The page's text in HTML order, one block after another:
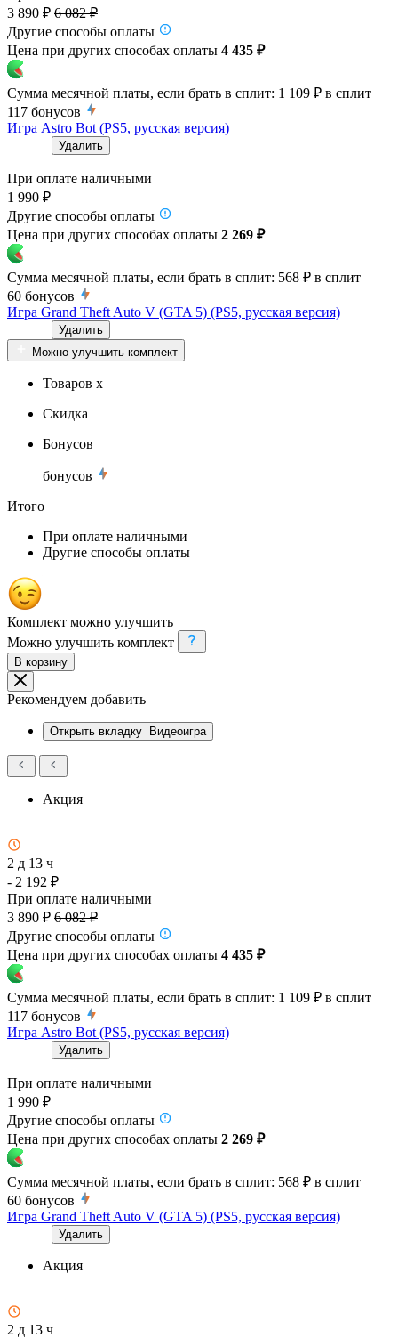
3 890 ₽ 6 082 ₽
Другие способы оплаты
Цена при других способах оплаты 4 435 ₽
Сумма месячной платы, если брать в сплит: 1 109 ₽ в сплит
117 бонусов
Игра Astro Bot (PS5, русская версия)
Удалить
При оплате наличными
1 990 ₽
Другие способы оплаты
Цена при других способах оплаты 2 269 ₽
Сумма месячной платы, если брать в сплит: 568 ₽ в сплит
60 бонусов
Игра Grand Theft Auto V (GTA 5) (PS5, русская версия)
Удалить
Можно улучшить комплект
Товаров x
Скидка
Бонусов
бонусов
Итого
При оплате наличными
Другие способы оплаты
Комплект можно улучшить
Можно улучшить комплект
В корзину
Рекомендуем добавить
Открыть вкладку Видеоигра
Акция
2 д 13 ч
- 2 192 ₽
При оплате наличными
3 890 ₽ 6 082 ₽
Другие способы оплаты
Цена при других способах оплаты 4 435 ₽
Сумма месячной платы, если брать в сплит: 1 109 ₽ в сплит
117 бонусов
Игра Astro Bot (PS5, русская версия)
Удалить
При оплате наличными
1 990 ₽
Другие способы оплаты
Цена при других способах оплаты 2 269 ₽
Сумма месячной платы, если брать в сплит: 568 ₽ в сплит
60 бонусов
Игра Grand Theft Auto V (GTA 5) (PS5, русская версия)
Удалить
Акция
2 д 13 ч